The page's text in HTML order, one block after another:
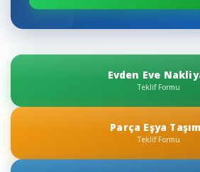
Evden Eve
Teklif Formu
Parça Eşya
Teklif Formu